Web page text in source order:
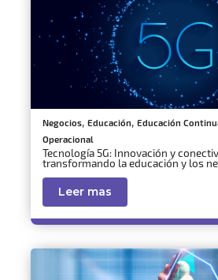
Negocios, Educación, Educación
Operacional
Tecnología 5G: Innovación y
transformando la educación y los
Leer mas